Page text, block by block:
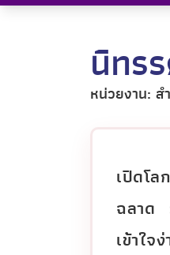
นิทร
หน่วยงาน: ส
เปิดโ
ฉลาด
เข้าใ